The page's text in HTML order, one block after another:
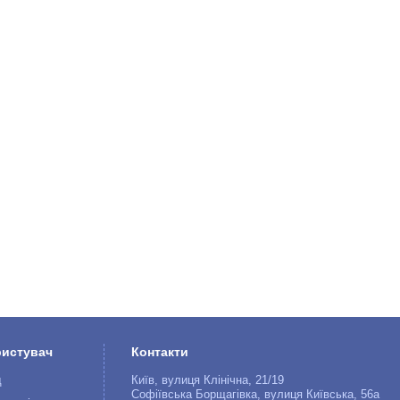
Контакти
Київ, вулиця Клінічна, 21/19
Софіївська Борщагівка, вулиця Київська, 56а